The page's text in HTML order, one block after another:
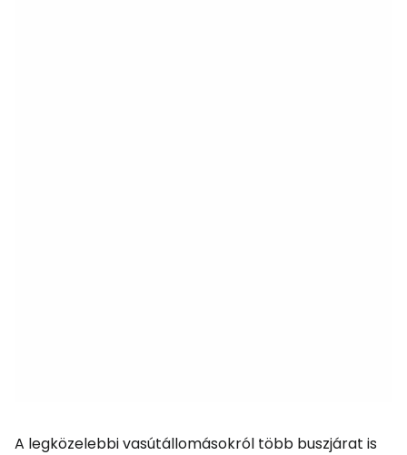
A legközelebbi vasútállomásokról több buszjárat is